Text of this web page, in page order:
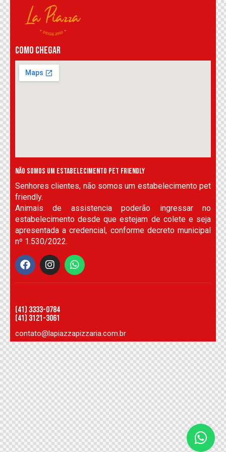
COMO CHEGAR
NÃO SOMOS UM ESTABELECIMENTO PET FRIENDLY
Senhores clientes, não somos um estabelecimento pet
friendly.
Animais de assistencia poderão ingressar no
estabelecimento desde que estejam de colete e seja
apresentada a credencial, conforme decreto municipal
nº 1.530/2022.
(41) 3333-0784
(41) 3121-3061
contato@lapiazzapizzaria.com.br